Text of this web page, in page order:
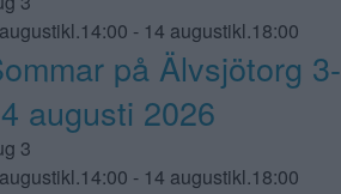
- 14 augustikl.18:00
på Älvsjötorg 3-
augusti 2026
3
- 14 augustikl.18:00